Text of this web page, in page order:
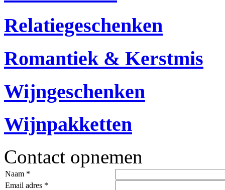
Relatiegeschenken
Romantiek & Kerstmis
Wijngeschenken
Wijnpakketten
Contact opnemen
Naam *
Email adres *